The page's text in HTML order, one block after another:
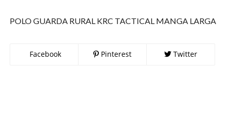
POLO GUARDA RURAL KRC TACTICAL MANGA LARGA
Facebook Pinterest Twitter